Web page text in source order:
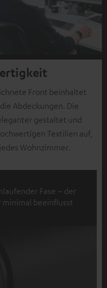
Front beinhaltet
Abdeckungen. Die
gestaltet und
Textilien auf,
Wohnzimmer.
Fase – der
minimal beeinflusst